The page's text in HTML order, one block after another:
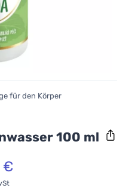
für den Körper
100 ml
€